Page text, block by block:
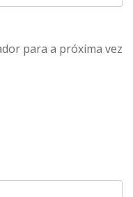
para a próxima vez